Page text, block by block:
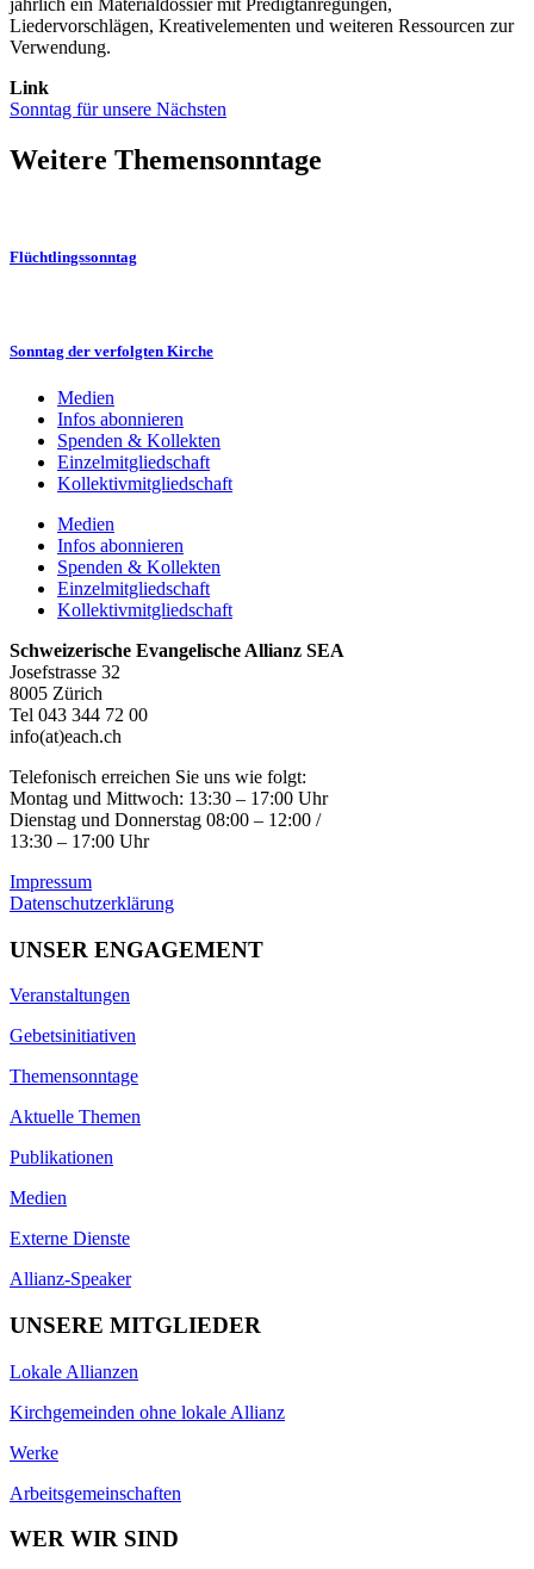
jährlich ein Materialdossier mit Predigtanregungen,
Liedervorschlägen, Kreativelementen und weiteren Ressourcen zur
Verwendung.
Link
Sonntag für unsere Nächsten
Weitere Themensonntage
Flüchtlingssonntag
Sonntag der verfolgten Kirche
Medien
Infos abonnieren
Spenden & Kollekten
Einzelmitgliedschaft
Kollektivmitgliedschaft
Medien
Infos abonnieren
Spenden & Kollekten
Einzelmitgliedschaft
Kollektivmitgliedschaft
Schweizerische Evangelische Allianz SEA
Josefstrasse 32
8005 Zürich
Tel 043 344 72 00
info(at)each.ch
Telefonisch erreichen Sie uns wie folgt:
Montag und Mittwoch: 13:30 – 17:00 Uhr
Dienstag und Donnerstag 08:00 – 12:00 /
13:30 – 17:00 Uhr
Impressum
Datenschutzerklärung
UNSER ENGAGEMENT
Veranstaltungen
Gebetsinitiativen
Themensonntage
Aktuelle Themen
Publikationen
Medien
Externe Dienste
Allianz-Speaker
UNSERE MITGLIEDER
Lokale Allianzen
Kirchgemeinden ohne lokale Allianz
Werke
Arbeitsgemeinschaften
WER WIR SIND